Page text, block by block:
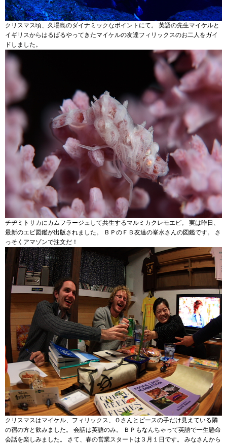
クリスマス頃、久場島のダイナミックなポイントにて。 英語の先生マイケルと
イギリスからはるばるやってきたマイケルの友達フィリックスのお二人をガイ
ドしました。
チヂミトサカにカムフラージュして共生するマルミカクレモエビ。 実は昨日、
最新のエビ図鑑が出版されました。 ＢＰのＦＢ友達の峯水さんの図鑑です。 さ
っそくアマゾンで注文だ！
クリスマスはマイケル、フィリックス、Ｏさんとピースの手だけ見えている隣
の宿の方と飲みました。 会話は英語のみ。 ＢＰもなんちゃって英語で一生懸命
会話を楽しみました。 さて、春の営業スタートは３月１日です。 みなさんから